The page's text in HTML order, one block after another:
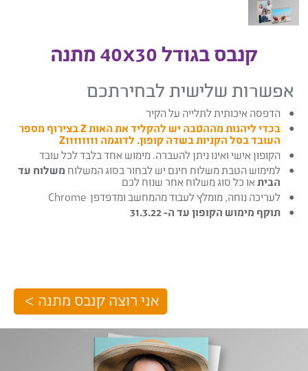
קנבס בגודל 40x30 מתנה
אפשרות שלישית לבחירתכם
הדפסה איכותית לתלייה על הקיר
בכדי ליהנות מההטבה יש להקליד את האות Z בצירוף מספר
העובד בסל הקניות בשדה קופון. לדוגמה Z11111111
הקופון אישי ואינו ניתן להעברה. מימוש אחד בלבד לכל עובד
למימוש הטבת משלוח חינם יש לבחור בסוג המשלוח משלוח עד
הבית או כל סוג משלוח אחר שנוח לכם
לעריכה נוחה, מומלץ לעבוד מהמחשב ומדפדפן Chrome
תוקף מימוש הקופון עד ה- 31.3.22